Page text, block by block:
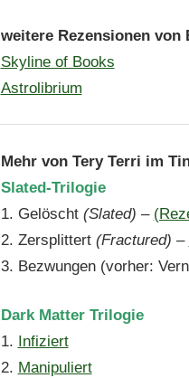
weitere Rezensionen von
Skyline of Books
Astrolibrium
Mehr von Tery Terri im
Slated-Trilogie
1. Gelöscht (Slated) –
2. Zersplittert (Fractured) –
3. Bezwungen (vorher:
Dark Matter Trilogie
1.
Infiziert
2. Manipuliert